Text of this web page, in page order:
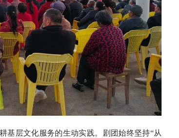
基层文化服务的生动实践。剧团始终坚持“从